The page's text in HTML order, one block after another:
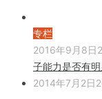
专栏
2016年9月8日
子能力是否有
2014年7月2日